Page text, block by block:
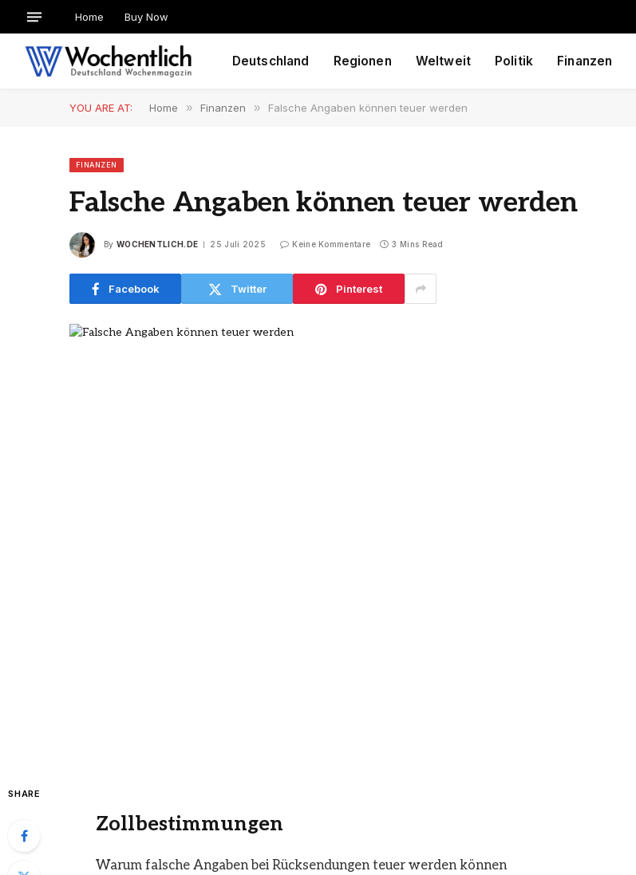
Home Buy Now
Deutschland Regionen Weltweit Politik Finanzen
YOU ARE AT: Home » Finanzen » Falsche Angaben können teuer werden
FINANZEN
Falsche Angaben können teuer werden
By WOCHENTLICH.DE 25 Juli 2025 Keine Kommentare 3 Mins Read
Facebook Twitter Pinterest
SHARE
Zollbestimmungen
Warum falsche Angaben bei Rücksendungen teuer werden können